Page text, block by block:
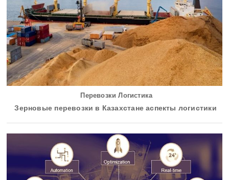
Перевозки Логистика
Зерновые перевозки в Казахстане аспекты логистики